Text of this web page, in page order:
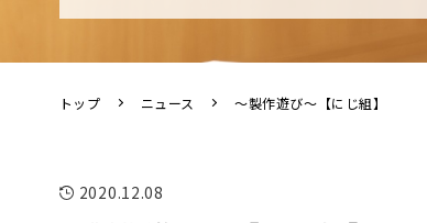
トップ ニュース ～製作遊び～【にじ組】
2020.12.08